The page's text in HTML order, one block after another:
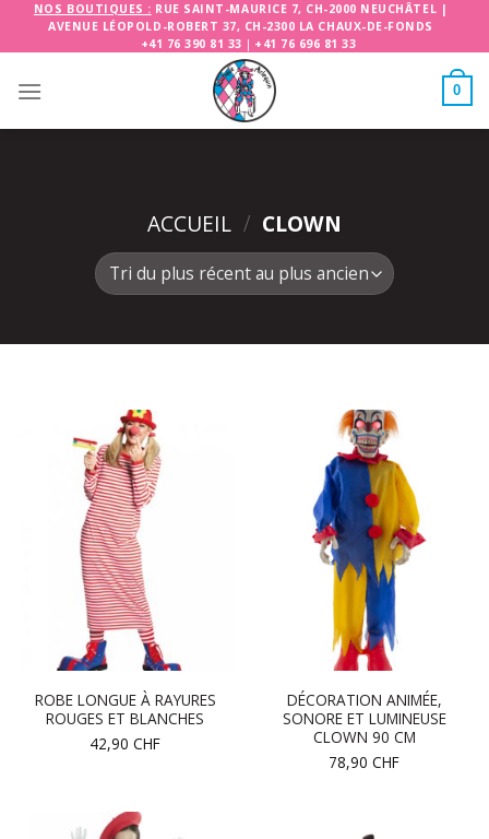
NOS BOUTIQUES : RUE SAINT-MAURICE 7, CH-2000 NEUCHÂTEL |
AVENUE LÉOPOLD-ROBERT 37, CH-2300 LA CHAUX-DE-FONDS
+41 76 390 81 33 | +41 76 696 81 33
0
ACCUEIL / CLOWN
ROBE LONGUE À RAYURES
ROUGES ET BLANCHES
42,90 CHF
DÉCORATION ANIMÉE,
SONORE ET LUMINEUSE
CLOWN 90 CM
78,90 CHF